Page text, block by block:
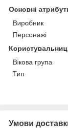
Основні
Виробник
Персонажі
Вікова група
Тип
Умови